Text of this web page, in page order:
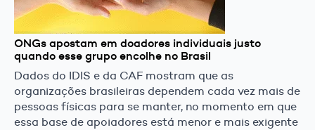
ONGs apostam em doadores individuais justo
quando esse grupo encolhe no Brasil
Dados do IDIS e da CAF mostram que as
organizações brasileiras dependem cada vez mais de
pessoas físicas para se manter, no momento em que
essa base de apoiadores está menor e mais exigente